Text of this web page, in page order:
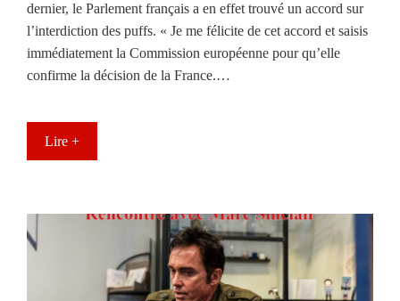
dernier, le Parlement français a en effet trouvé un accord sur
l’interdiction des puffs. « Je me félicite de cet accord et saisis
immédiatement la Commission européenne pour qu’elle
confirme la décision de la France.…
Lire +